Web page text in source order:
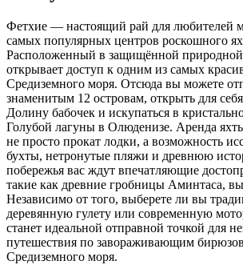
Фетхие — настоящий рай для любителей
самых популярных центров роскошного
Расположенный в защищённой природной
открывает доступ к одним из самых
Средиземного моря. Отсюда вы можете
знаменитым 12 островам, открыть для
Долину бабочек и искупаться в
Голубой лагуны в Олюденизе. Аренда
не просто прокат лодки, а возможность
бухты, нетронутые пляжи и древнюю
побережья вас ждут впечатляющие
такие как древние гробницы Аминтаса,
Независимо от того, выберете ли вы
деревянную гулету или современную
станет идеальной отправной точкой для
путешествия по завораживающим
Средиземного моря.